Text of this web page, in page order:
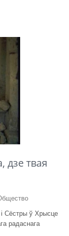
дзе твая
і Сёстры ў Хрысце
радаснага